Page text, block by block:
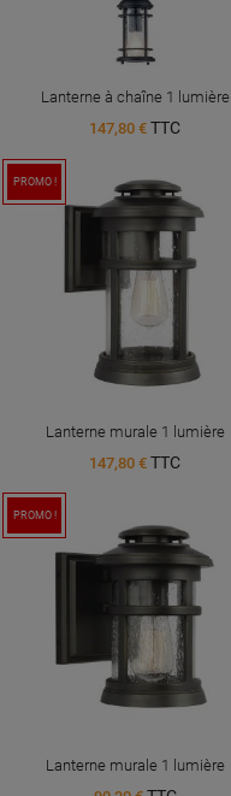
Lanterne à chaîne 1 lumière
147,80 € TTC
PROMO !
Lanterne murale 1 lumière
147,80 € TTC
PROMO !
Lanterne murale 1 lumière